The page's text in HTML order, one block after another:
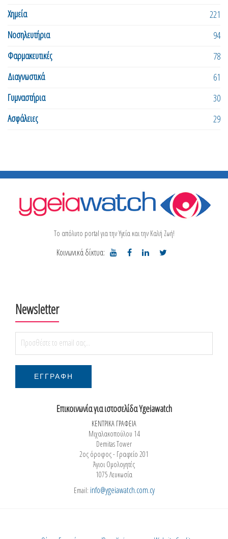
Χημεία
221
Νοσηλευτήρια
94
Φαρμακευτικές
78
Διαγνωστικά
61
Γυμναστήρια
30
Ασφάλειες
29
Το απόλυτο portal για την Υγεία και την Καλή Ζωή!
Κοινωνικά δίκτυα:
Newsletter
Επικοινωνία για ιστοσελίδα Ygeiawatch
ΚΕΝΤΡΙΚΑ ΓΡΑΦΕΙΑ
Μιχαλακοπούλου 14
Demitas Tower
2ος όροφος - Γραφείο 201
Άγιοι Ομολογητές
1075 Λευκωσία
Email: info@ygeiawatch.com.cy